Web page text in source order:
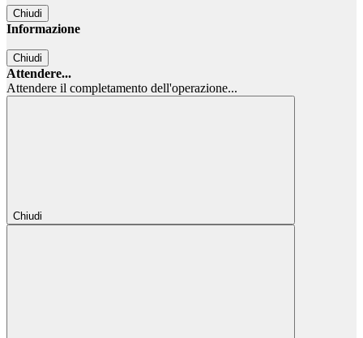
Chiudi
Informazione
Chiudi
Attendere...
Attendere il completamento dell'operazione...
Chiudi